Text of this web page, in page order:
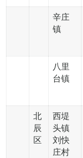
辛庄
镇
八里
台镇
北
辰
区
西堤
头镇
刘快
庄村